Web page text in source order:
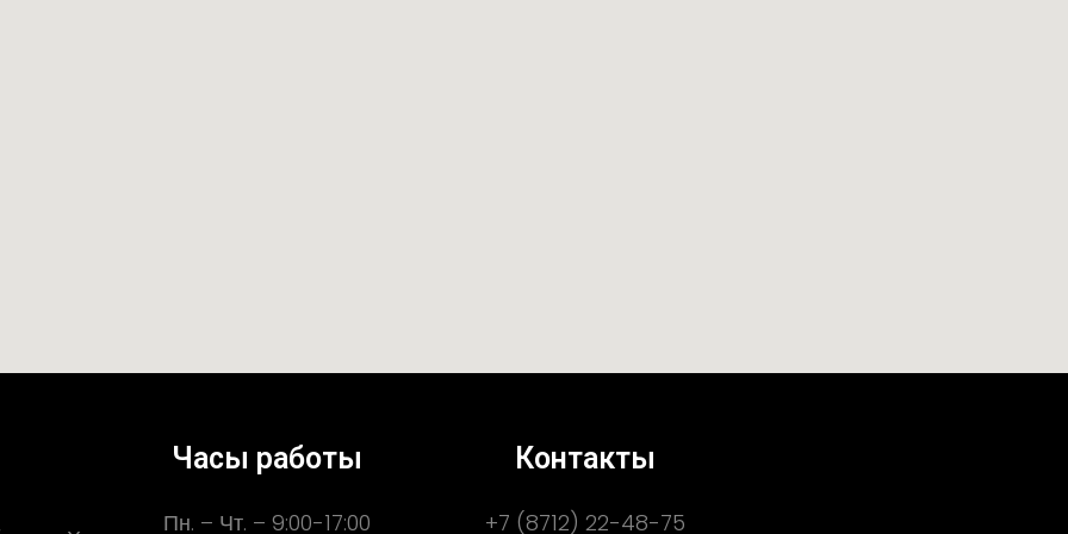
Часы работы
Пн. – Чт. – 9:00-17:00
Контакты
+7 (8712) 22-48-75